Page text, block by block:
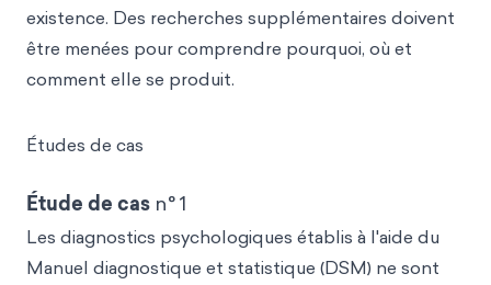
existence. Des recherches supplémentaires doivent
être menées pour comprendre pourquoi, où et
comment elle se produit.
Études de cas
Étude de cas n° 1
Les diagnostics psychologiques établis à l'aide du
Manuel diagnostique et statistique (DSM) ne sont